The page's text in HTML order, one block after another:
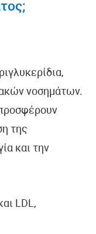
νοσημάτων.
της
και την
LDL,